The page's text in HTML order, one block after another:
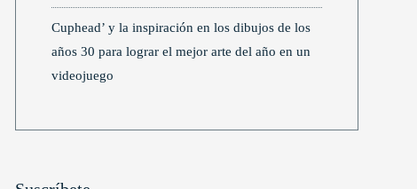
Cuphead’ y la inspiración en los dibujos de los
años 30 para lograr el mejor arte del año en un
videojuego